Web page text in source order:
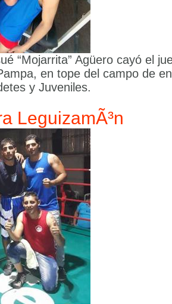
“Mojarrita” Agüero cayó el
en tope del campo de
y Juveniles.
LeguizamÃ³n